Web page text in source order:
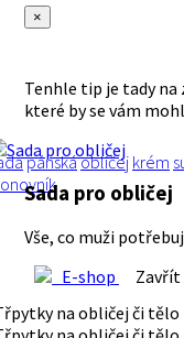
×
Tenhle tip je tady na
které by se vám
pánskáobličej krém
Sada pro obličej
Vše, co muži
E-shop
Zavřít